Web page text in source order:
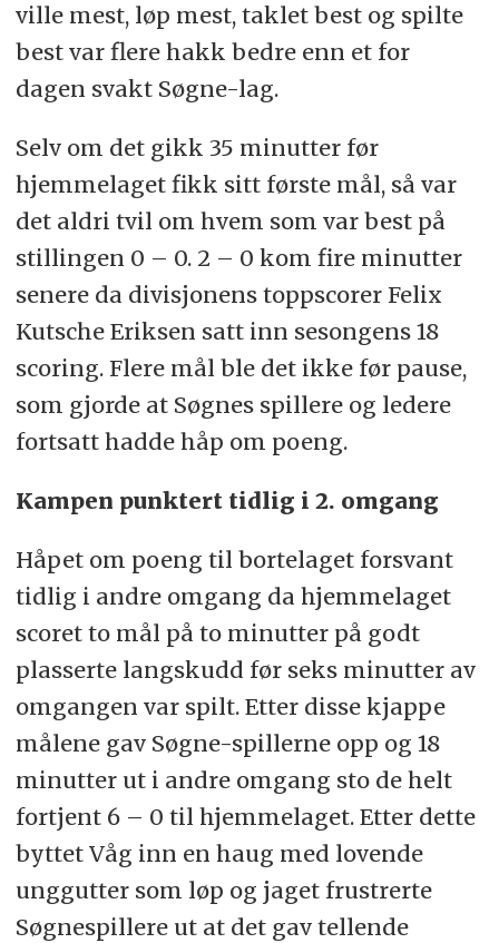
ville mest, løp mest, taklet best og spilte
best var flere hakk bedre enn et for
dagen svakt Søgne-lag.
Selv om det gikk 35 minutter før
hjemmelaget fikk sitt første mål, så var
det aldri tvil om hvem som var best på
stillingen 0 – 0. 2 – 0 kom fire minutter
senere da divisjonens toppscorer Felix
Kutsche Eriksen satt inn sesongens 18
scoring. Flere mål ble det ikke før pause,
som gjorde at Søgnes spillere og ledere
fortsatt hadde håp om poeng.
Kampen punktert tidlig i 2. omgang
Håpet om poeng til bortelaget forsvant
tidlig i andre omgang da hjemmelaget
scoret to mål på to minutter på godt
plasserte langskudd før seks minutter av
omgangen var spilt. Etter disse kjappe
målene gav Søgne-spillerne opp og 18
minutter ut i andre omgang sto de helt
fortjent 6 – 0 til hjemmelaget. Etter dette
byttet Våg inn en haug med lovende
unggutter som løp og jaget frustrerte
Søgnespillere ut at det gav tellende